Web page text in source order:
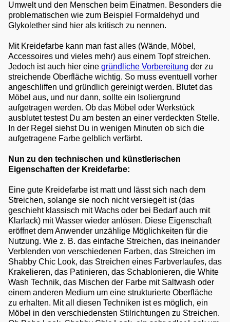
Umwelt und den Menschen beim Einatmen. Besonders die
problematischen wie zum Beispiel Formaldehyd und
Glykolether sind hier als kritisch zu nennen.
Mit Kreidefarbe kann man fast alles (Wände, Möbel,
Accessoires und vieles mehr) aus einem Topf streichen.
Jedoch ist auch hier eine gründliche Vorbereitung der zu
streichende Oberfläche wichtig. So muss eventuell vorher
angeschliffen und gründlich gereinigt werden. Blutet das
Möbel aus, und nur dann, sollte ein Isoliergrund
aufgetragen werden. Ob das Möbel oder Werkstück
ausblutet testest Du am besten an einer verdeckten Stelle.
In der Regel siehst Du in wenigen Minuten ob sich die
aufgetragene Farbe gelblich verfärbt.
Nun zu den technischen und künstlerischen
Eigenschaften der Kreidefarbe:
Eine gute Kreidefarbe ist matt und lässt sich nach dem
Streichen, solange sie noch nicht versiegelt ist (das
geschieht klassisch mit Wachs oder bei Bedarf auch mit
Klarlack) mit Wasser wieder anlösen. Diese Eigenschaft
eröffnet dem Anwender unzählige Möglichkeiten für die
Nutzung. Wie z. B. das einfache Streichen, das ineinander
Verblenden von verschiedenen Farben, das Streichen im
Shabby Chic Look, das Streichen eines Farbverlaufes, das
Krakelieren, das Patinieren, das Schablonieren, die White
Wash Technik, das Mischen der Farbe mit Saltwash oder
einem anderen Medium um eine strukturierte Oberfläche
zu erhalten. Mit all diesen Techniken ist es möglich, ein
Möbel in den verschiedensten Stilrichtungen zu Streichen.